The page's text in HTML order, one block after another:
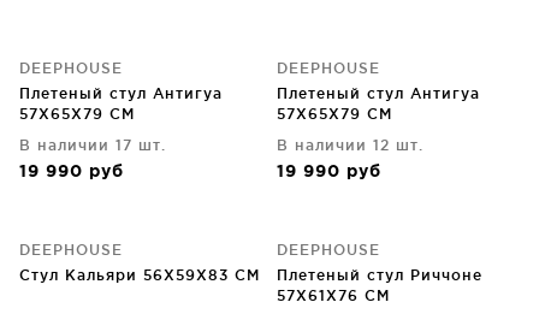
DEEPHOUSE
Плетеный стул Антигуа
57X65X79 CM
В наличии 17 шт.
19 990 руб
DEEPHOUSE
Плетеный стул Антигуа
57X65X79 CM
В наличии 12 шт.
19 990 руб
DEEPHOUSE
Стул Кальяри 56X59X83 CM
DEEPHOUSE
Плетеный стул Риччоне
57X61X76 CM